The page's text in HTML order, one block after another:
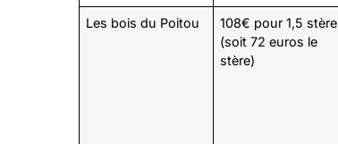
Les bois du Poitou
108€ pour 1,5 stère
(soit 72 euros le
stère)